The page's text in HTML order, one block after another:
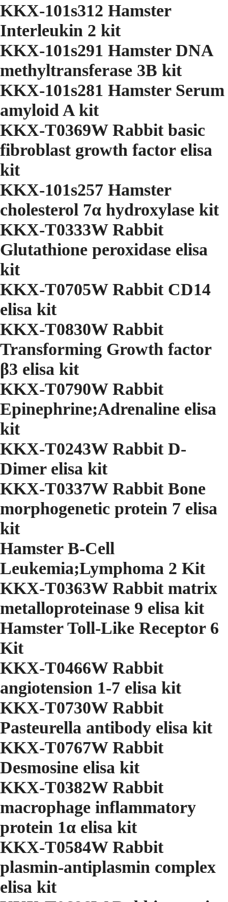
KKX-101s312 Hamster
Interleukin 2 kit
KKX-101s291 Hamster DNA
methyltransferase 3B kit
KKX-101s281 Hamster Serum
amyloid A kit
KKX-T0369W Rabbit basic
fibroblast growth factor elisa
kit
KKX-101s257 Hamster
cholesterol 7α hydroxylase kit
KKX-T0333W Rabbit
Glutathione peroxidase elisa
kit
KKX-T0705W Rabbit CD14
elisa kit
KKX-T0830W Rabbit
Transforming Growth factor
β3 elisa kit
KKX-T0790W Rabbit
Epinephrine;Adrenaline elisa
kit
KKX-T0243W Rabbit D-
Dimer elisa kit
KKX-T0337W Rabbit Bone
morphogenetic protein 7 elisa
kit
Hamster B-Cell
Leukemia;Lymphoma 2 Kit
KKX-T0363W Rabbit matrix
metalloproteinase 9 elisa kit
Hamster Toll-Like Receptor 6
Kit
KKX-T0466W Rabbit
angiotension 1-7 elisa kit
KKX-T0730W Rabbit
Pasteurella antibody elisa kit
KKX-T0767W Rabbit
Desmosine elisa kit
KKX-T0382W Rabbit
macrophage inflammatory
protein 1α elisa kit
KKX-T0584W Rabbit
plasmin-antiplasmin complex
elisa kit